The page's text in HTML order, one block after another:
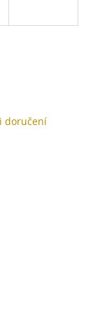
doručení